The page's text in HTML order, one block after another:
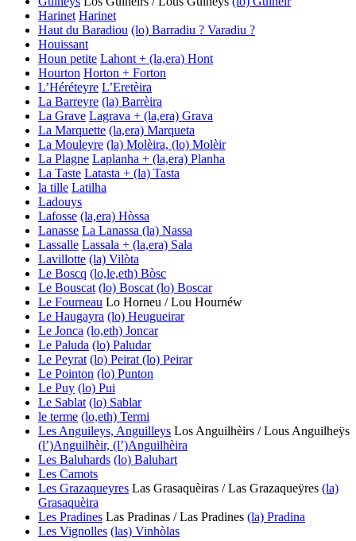
Harinet Harinet
Haut du Baradiou (lo) Barradiu ? Varadiu ?
Houissant
Houn petite Lahont + (la,era) Hont
Hourton Horton + Forton
L’Héréteyre L’Eretèira
La Barreyre (la) Barrèira
La Grave Lagrava + (la,era) Grava
La Marquette (la,era) Marqueta
La Mouleyre (la) Molèira, (lo) Molèir
La Plagne Laplanha + (la,era) Planha
La Taste Latasta + (la) Tasta
la tille Latilha
Ladouys
Lafosse (la,era) Hòssa
Lanasse La Lanassa (la) Nassa
Lassalle Lassala + (la,era) Sala
Lavillotte (la) Vilòta
Le Boscq (lo,le,eth) Bòsc
Le Bouscat (lo) Boscat (lo) Boscar
Le Fourneau Lo Horneu / Lou Hournéw
Le Haugayra (lo) Heugueirar
Le Jonca (lo,eth) Joncar
Le Paluda (lo) Paludar
Le Peyrat (lo) Peirat (lo) Peirar
Le Pointon (lo) Punton
Le Puy (lo) Pui
Le Sablat (lo) Sablar
le terme (lo,eth) Termi
Les Anguileys, Anguilleys Los Anguilhèirs / Lous Anguilheÿs
(l’)Anguilhèir, (l’)Anguilhèira
Les Baluhards (lo) Baluhart
Les Camots
Les Grazaqueyres Las Grasaquèiras / Las Grazaqueÿres (la)
Grasaquèira
Les Pradines Las Pradinas / Las Pradines (la) Pradina
Les Vignolles (las) Vinhòlas